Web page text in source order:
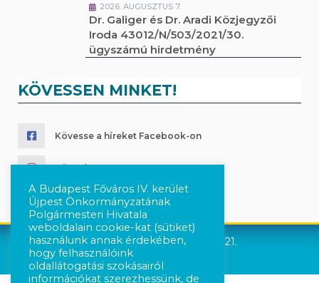
2026. AUGUSZTUS 7.
Dr. Galiger és Dr. Aradi Közjegyzői
Iroda 43012/N/503/2021/30.
ügyszámú hirdetmény
KÖVESSEN MINKET!
Kövesse a híreket Facebook-on
Követés Instagram-on
Újpest Önkormányzata © 2021.
A Budapest Főváros IV. kerület
Újpest Önkormányzatának
Polgármesteri Hivatala
weboldalain cookie-kat (sütiket)
használunk annak érdekében,
hogy felhasználóink
oldallátogatási szokásairól
információkat szerezhessünk, de